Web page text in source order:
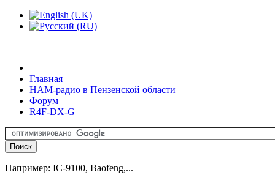
Главная
HAM-радио в Пензенской области
Форум
R4F-DX-G
Например: IC-9100, Baofeng,...